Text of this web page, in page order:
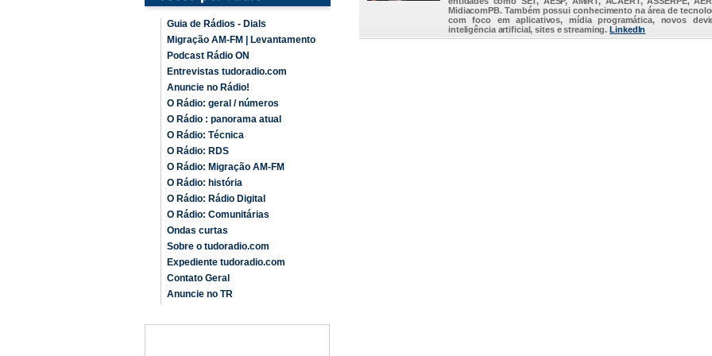
Guia de Rádios - Dials
Migração AM-FM | Levantamento
Podcast Rádio ON
Entrevistas tudoradio.com
Anuncie no Rádio!
O Rádio: geral / números
O Rádio : panorama atual
O Rádio: Técnica
O Rádio: RDS
O Rádio: Migração AM-FM
O Rádio: história
O Rádio: Rádio Digital
O Rádio: Comunitárias
Ondas curtas
Sobre o tudoradio.com
Expediente tudoradio.com
Contato Geral
Anuncie no TR
MidiacomPB. Também possui conhecimento na área de
com foco em aplicativos, mídia programática, novos
inteligência artificial, sites e streaming.LinkedIn